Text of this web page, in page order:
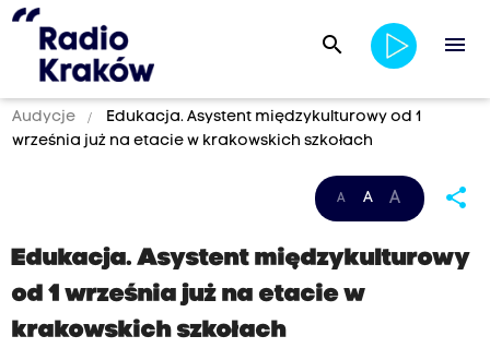
search menu
Audycje
Edukacja. Asystent międzykulturowy od 1
września już na etacie w krakowskich szkołach
A A A share
Edukacja. Asystent międzykulturowy
od 1 września już na etacie w
krakowskich szkołach